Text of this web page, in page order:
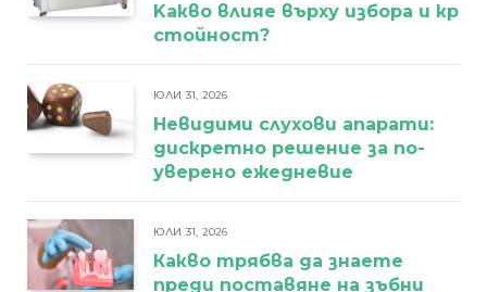
Kакво влияе върху избора и
стойност?
ЮЛИ 31, 2026
Невидими слухови апарати:
дискретно решение за по-
уверено ежедневие
ЮЛИ 31, 2026
Какво трябва да знаете
преди поставяне на зъбни